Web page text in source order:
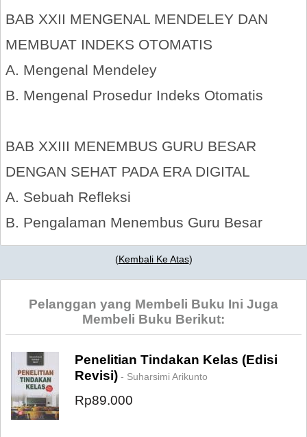
BAB XXII MENGENAL MENDELEY DAN
MEMBUAT INDEKS OTOMATIS
A. Mengenal Mendeley
B. Mengenal Prosedur Indeks Otomatis
BAB XXIII MENEMBUS GURU BESAR
DENGAN SEHAT PADA ERA DIGITAL
A. Sebuah Refleksi
B. Pengalaman Menembus Guru Besar
(Kembali Ke Atas)
Pelanggan yang Membeli Buku Ini Juga
Membeli Buku Berikut:
Penelitian Tindakan Kelas (Edisi
Revisi) - Suharsimi Arikunto
Rp89.000